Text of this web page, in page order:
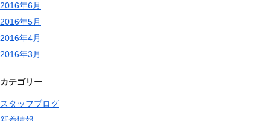
2016年6月
2016年5月
2016年4月
2016年3月
カテゴリー
スタッフブログ